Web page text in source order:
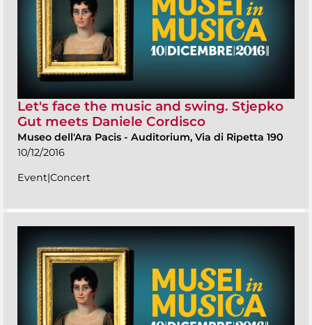
Let's face the music and swing. Stjepko
Gut meets Daniele Cordisco
Museo dell'Ara Pacis - Auditorium, Via di Ripetta 190
10/12/2016
Event|Concert